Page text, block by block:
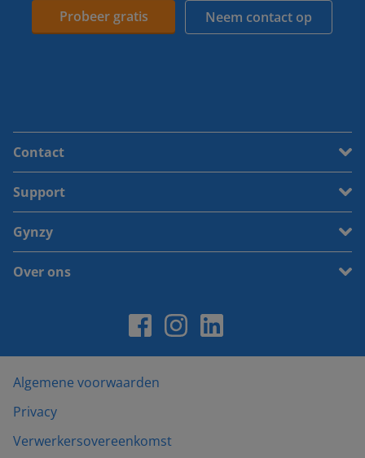
Probeer gratis Neem contact op
Contact
Support
Gynzy
Over ons
Algemene voorwaarden
Privacy
Verwerkersovereenkomst